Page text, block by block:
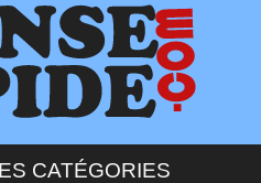
CATÉGORIES